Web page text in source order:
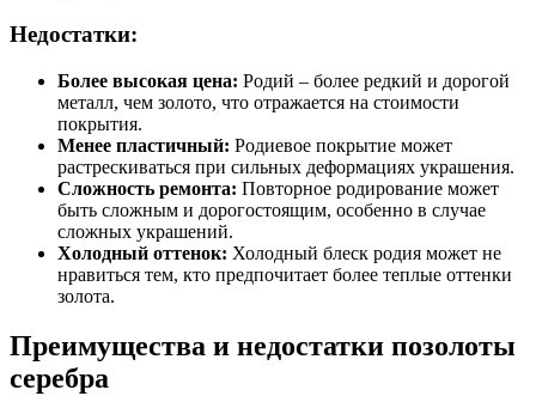
Недостатки:
Более высокая цена: Родий – более редкий и дорогой
металл, чем золото, что отражается на стоимости
покрытия.
Менее пластичный: Родиевое покрытие может
растрескиваться при сильных деформациях украшения.
Сложность ремонта: Повторное родирование может
быть сложным и дорогостоящим, особенно в случае
сложных украшений.
Холодный оттенок: Холодный блеск родия может не
нравиться тем, кто предпочитает более теплые оттенки
золота.
Преимущества и недостатки позолоты
серебра